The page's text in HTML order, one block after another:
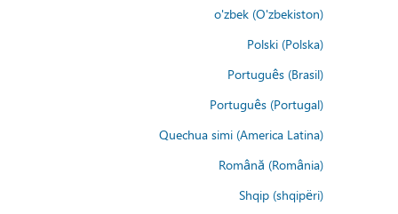
o'zbek (O'zbekiston)
Polski (Polska)
Português (Brasil)
Português (Portugal)
Quechua simi (America Latina)
Română (România)
Shqip (shqipëri)